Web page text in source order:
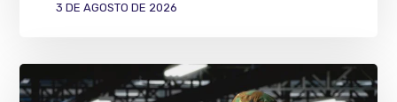
3 DE AGOSTO DE 2026